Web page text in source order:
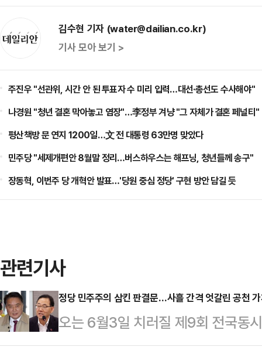
김수현 기자 (water@dailian.co.kr)
기사 모아 보기 >
주진우 "선관위, 시간 안 된 투표자 수 미리 입력…대선·총선도 수사해야"
나경원 "청년 결혼 막아놓고 염장"…李정부 겨냥 "그 자체가 결혼 페널티"
평산책방 문 연지 1200일…文 전 대통령 63만명 맞았다
민주당 "세제개편안 8월말 정리…버스하우스는 해프닝, 청년들께 송구"
장동혁, 이번주 당 개혁안 발표…'당원 중심 정당' 구현 방안 담길 듯
관련기사
정당 민주주의 삼킨 판결문…사흘 간격 엇갈린 공천
오는 6월3일 치러질 제9회 전국동
가처분 결정으로 요동치고 있다. 당